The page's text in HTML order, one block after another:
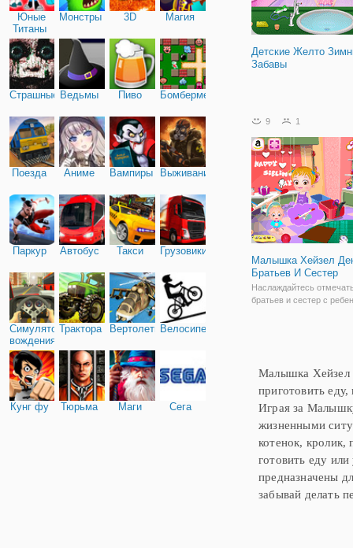
Юные
Титаны
Монстры 3D Магия
Страшные Ведьмы Пиво Бомбермен
Поезда Аниме Вампиры Выживание
Паркур Автобус Такси Грузовики
Симулятор
вождения
Трактора ВертолетыВелосипед
Кунг фу Тюрьма Маги Сега
Детские Желто
Забавы
9 1
Малышка Хейзел
Братьев И Сестер
Наслаждайтесь
братьев и сестер с
играя на качелях,
Малышка Хейзел
приготовить
Играя за
жизненными
котенок, кролик,
готовить еду
предназначены
забывай делать